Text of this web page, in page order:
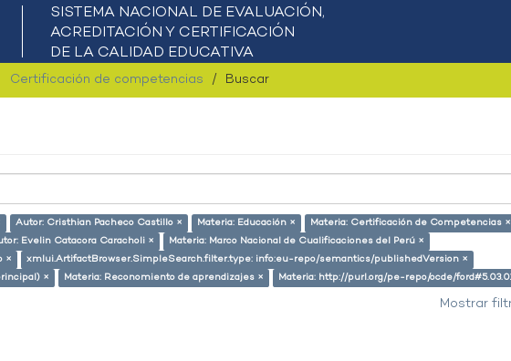
Certificación de competencias Buscar
Autor: Cristhian Pacheco Castillo × Materia: Educación ×
Materia: Certificación de Competencias ×
Evelin Catacora Caracholi ×
Materia: Marco Nacional de Cualificaciones del Perú ×
×
xmlui.ArtifactBrowser.SimpleSearch.filter.type: info:eu-repo/semantics/publishedVersion ×
×
Materia: Reconomiento de aprendizajes × Materia: http://purl.org/pe-repo/ocde/
Mostrar